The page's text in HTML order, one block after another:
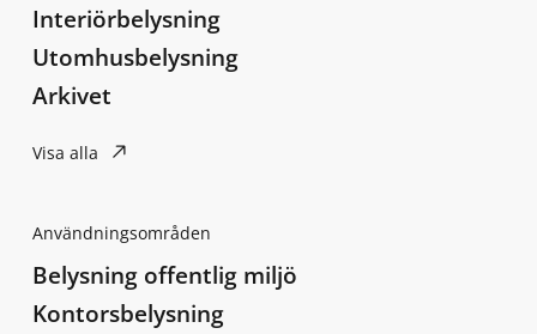
Interiörbelysning
Utomhusbelysning
Arkivet
Visa alla
Användningsområden
Belysning offentlig miljö
Kontorsbelysning